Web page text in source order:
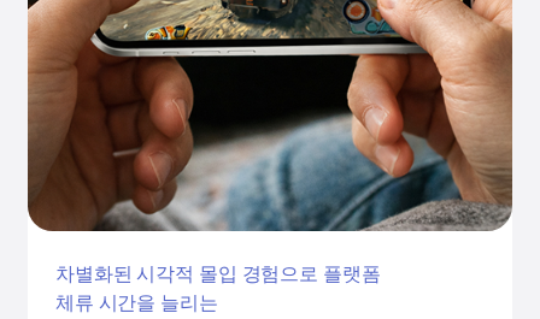
차별화된 시각적 몰입 경험으로 플랫폼
체류 시간을 늘리는